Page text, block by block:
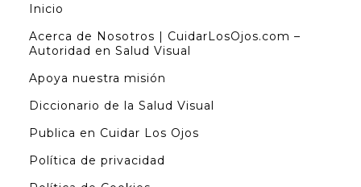
Inicio
Acerca de Nosotros | CuidarLosOjos.com –
Autoridad en Salud Visual
Apoya nuestra misión
Diccionario de la Salud Visual
Publica en Cuidar Los Ojos
Política de privacidad